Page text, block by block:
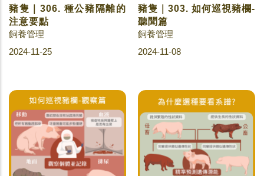
豬隻｜306. 種公豬隔離的
注意要點
飼養管理
2024-11-25
豬隻｜303. 如何巡視豬欄-
聽聞篇
飼養管理
2024-11-08